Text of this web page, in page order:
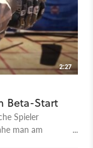
2:27
Beta-Start
Spieler
man am